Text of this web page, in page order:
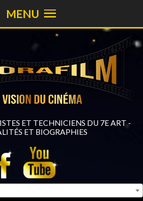
ET TECHNICIENS DU 7E ART -
ET BIOGRAPHIES
MENU